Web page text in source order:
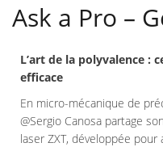
Ask a Pro –
L’art de la polyvalence :
efficace
En micro-mécanique de
@Sergio Canosa partage
laser ZXT, développée